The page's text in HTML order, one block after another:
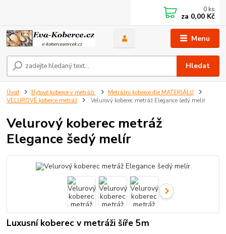
Menu
Hledat
0 ks
za 0,00 Kč
Úvod Bytové koberce v metráži
Metrážni koberce dle MATERIÁLU
VELUROVÉ koberce metráž
Velurový koberec metráž Elegance šedý melír
Velurový koberec metráž
Elegance šedý melír
Luxusní koberec v metráži šíře 5m